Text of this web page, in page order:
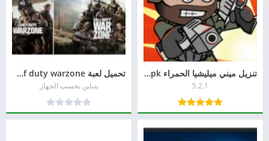
تنزيل ميني ميليشيا الحمراء apk القديمة mini militia 6b أخر إصدار
5.2.1
تحميل لعبة call of duty warzone للاندرويد من ميديا فاير 2026
يتباين بحسب الجهاز